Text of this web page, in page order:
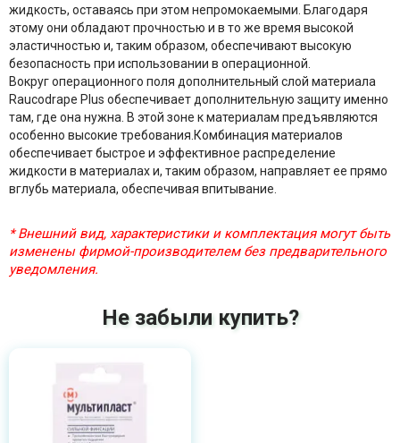
жидкость, оставаясь при этом непромокаемыми. Благодаря
этому они обладают прочностью и в то же время высокой
эластичностью и, таким образом, обеспечивают высокую
безопасность при использовании в операционной.
Вокруг операционного поля дополнительный слой материала
Raucodrape Plus обеспечивает дополнительную защиту именно
там, где она нужна. В этой зоне к материалам предъявляются
особенно высокие требования.Комбинация материалов
обеспечивает быстрое и эффективное распределение
жидкости в материалах и, таким образом, направляет ее прямо
вглубь материала, обеспечивая впитывание.
* Внешний вид, характеристики и комплектация могут быть
изменены фирмой-производителем без предварительного
уведомления.
Не забыли купить?